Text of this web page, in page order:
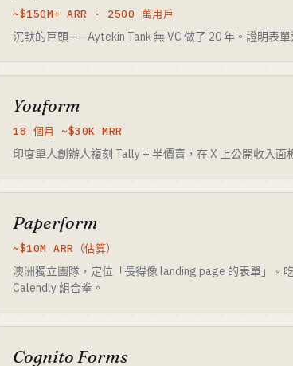
~$150M+ ARR · 2500 萬用戶
沉默的巨頭——Aytekin Tank 無 VC 做了 20 年。證明表
Youform
18 個月 ~$30K MRR
印度單人創辦人複刻 Tally + 半價賣，在 X 上公開收入
Paperform
~$10M ARR（估算）
澳洲獨立團隊，定位「長得像 landing page 的表單」。
Calendly 組合拳。
Cognito Forms